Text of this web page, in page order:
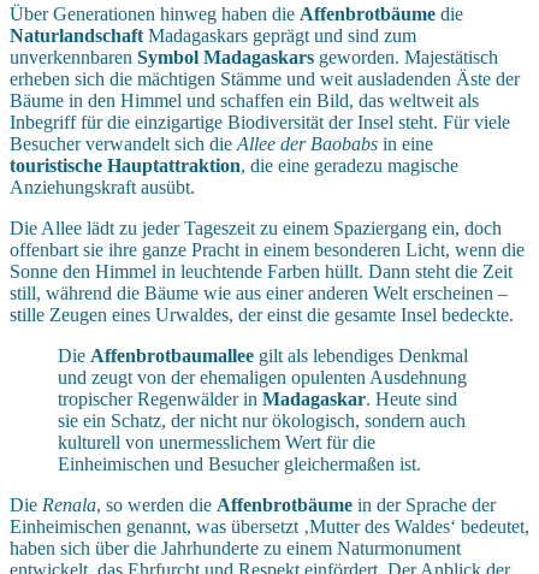
Über Generationen hinweg haben die Affenbrotbäume die
Naturlandschaft Madagaskars geprägt und sind zum
unverkennbaren Symbol Madagaskars geworden. Majestätisch
erheben sich die mächtigen Stämme und weit ausladenden Äste der
Bäume in den Himmel und schaffen ein Bild, das weltweit als
Inbegriff für die einzigartige Biodiversität der Insel steht. Für viele
Besucher verwandelt sich die Allee der Baobabs in eine
touristische Hauptattraktion, die eine geradezu magische
Anziehungskraft ausübt.
Die Allee lädt zu jeder Tageszeit zu einem Spaziergang ein, doch
offenbart sie ihre ganze Pracht in einem besonderen Licht, wenn die
Sonne den Himmel in leuchtende Farben hüllt. Dann steht die Zeit
still, während die Bäume wie aus einer anderen Welt erscheinen –
stille Zeugen eines Urwaldes, der einst die gesamte Insel bedeckte.
Die Affenbrotbaumallee gilt als lebendiges Denkmal
und zeugt von der ehemaligen opulenten Ausdehnung
tropischer Regenwälder in Madagaskar. Heute sind
sie ein Schatz, der nicht nur ökologisch, sondern auch
kulturell von unermesslichem Wert für die
Einheimischen und Besucher gleichermaßen ist.
Die Renala, so werden die Affenbrotbäume in der Sprache der
Einheimischen genannt, was übersetzt ‚Mutter des Waldes‘ bedeutet,
haben sich über die Jahrhunderte zu einem Naturmonument
entwickelt, das Ehrfurcht und Respekt einfördert. Der Anblick der